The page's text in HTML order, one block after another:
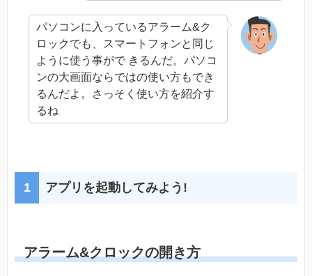
パソコンに入っているアラーム&ク
ロックでも、スマートフォンと同じ
ように使う事がで きるんだ。パソコ
ンの大画面ならではの使い方もでき
るんだよ。さっそく使い方を紹介す
るね
アプリを起動してみよう!
アラーム&クロックの開き方